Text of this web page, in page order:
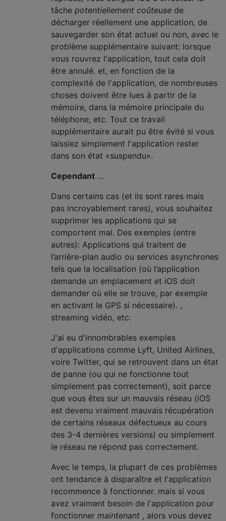
tâche potentiellement coûteuse de
décharger réellement une application, de
sauvegarder son état actuel ou non, avec le
problème supplémentaire suivant: lorsque
vous rouvrez l'application, tout cela doit
être annulé. et, en fonction de la
complexité de l'application, de nombreuses
choses doivent être lues à partir de la
mémoire, dans la mémoire principale du
téléphone, etc. Tout ce travail
supplémentaire aurait pu être évité si vous
laissiez simplement l'application rester
dans son état «suspendu».
Cependant …
Dans certains cas (et ils sont rares mais
pas incroyablement rares), vous souhaitez
supprimer les applications qui se
comportent mal. Des exemples (entre
autres): Applications qui traitent de
l’arrière-plan audio ou services asynchrones
tels que la localisation (où l’application
demande un emplacement et iOS doit
demander où elle se trouve, par exemple
en activant le GPS si nécessaire). ,
streaming vidéo, etc.
J'ai eu d'innombrables exemples
d'applications comme Lyft, United Airlines,
voire Twitter, qui se retrouvent dans un état
de panne (ou qui ne fonctionne tout
simplement pas correctement), soit parce
que vous êtes sur un mauvais réseau (iOS
est devenu vraiment mauvais récupération
de certains réseaux défectueux au cours
des 3-4 dernières versions) ou simplement
le réseau ne répond pas correctement.
Avec le temps, la plupart de ces problèmes
ont tendance à disparaître et l'application
recommence à fonctionner. mais si vous
avez vraiment besoin de l'application pour
fonctionner maintenant , alors vous devez